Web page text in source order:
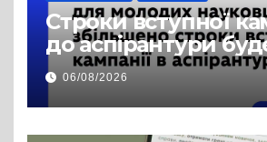
Строки вступної
до аспірантури
продовжено
06/08/2026